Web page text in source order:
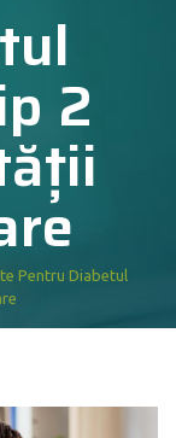
2
Pentru Diabetul